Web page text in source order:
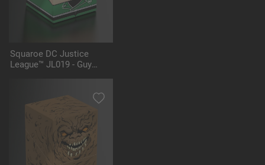
Squaroe DC Justice
League™ JL019 - Guy